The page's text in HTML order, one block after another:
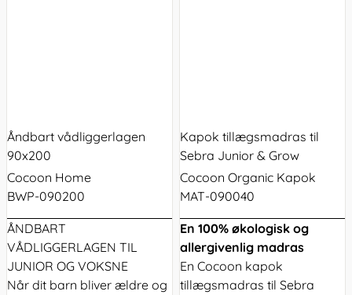
Åndbart vådliggerlagen
90x200
Cocoon Home
BWP-090200
ÅNDBART
VÅDLIGGERLAGEN TIL
JUNIOR OG VOKSNE
Når dit barn bliver ældre og
Kapok tillægsmadras til
Sebra Junior & Grow
Cocoon Organic Kapok
MAT-090040
En 100% økologisk og
allergivenlig madras
En Cocoon kapok
tillægsmadras til Sebra